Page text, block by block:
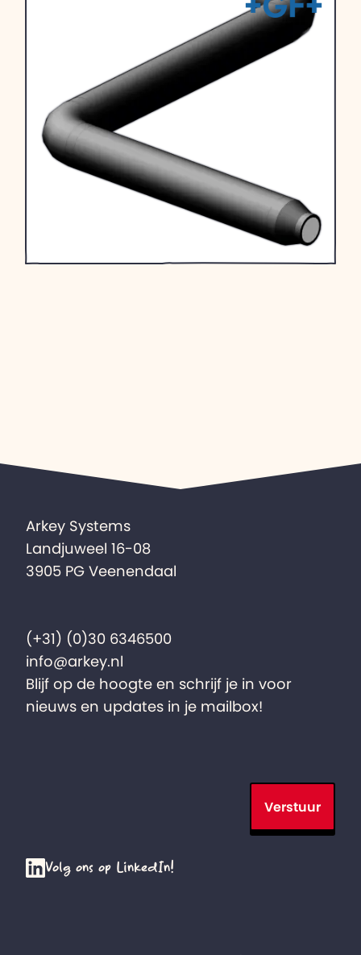
Arkey Systems
Landjuweel 16-08
3905 PG Veenendaal
(+31) (0)30 6346500
info@arkey.nl
Blijf op de hoogte en schrijf je in voor
nieuws en updates in je mailbox!
Verstuur
Volg ons op LinkedIn!